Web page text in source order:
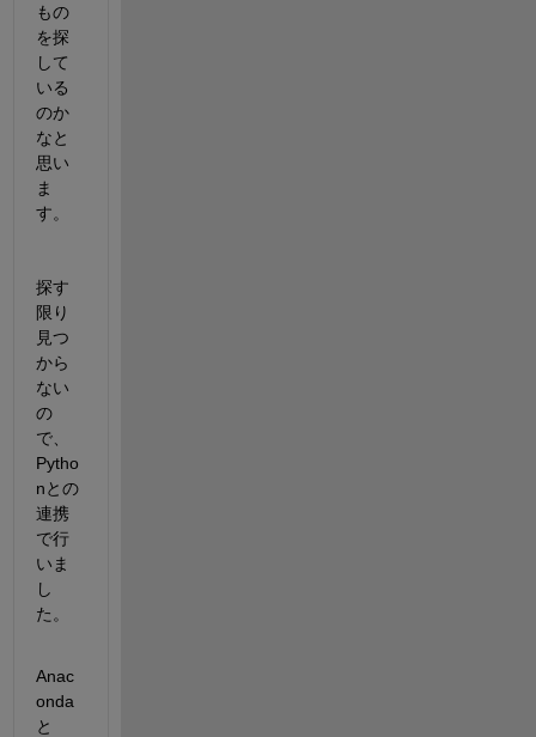
もの
を探
して
いる
のか
なと
思い
ま
す。
探す
限り
見つ
から
ない
の
で、
Pytho
nとの
連携
で行
いま
し
た。
Anac
onda
と